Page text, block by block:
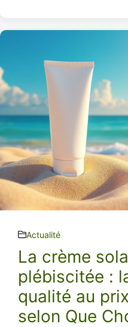
Actualité
La crème
plébiscitée :
qualité au
selon Que